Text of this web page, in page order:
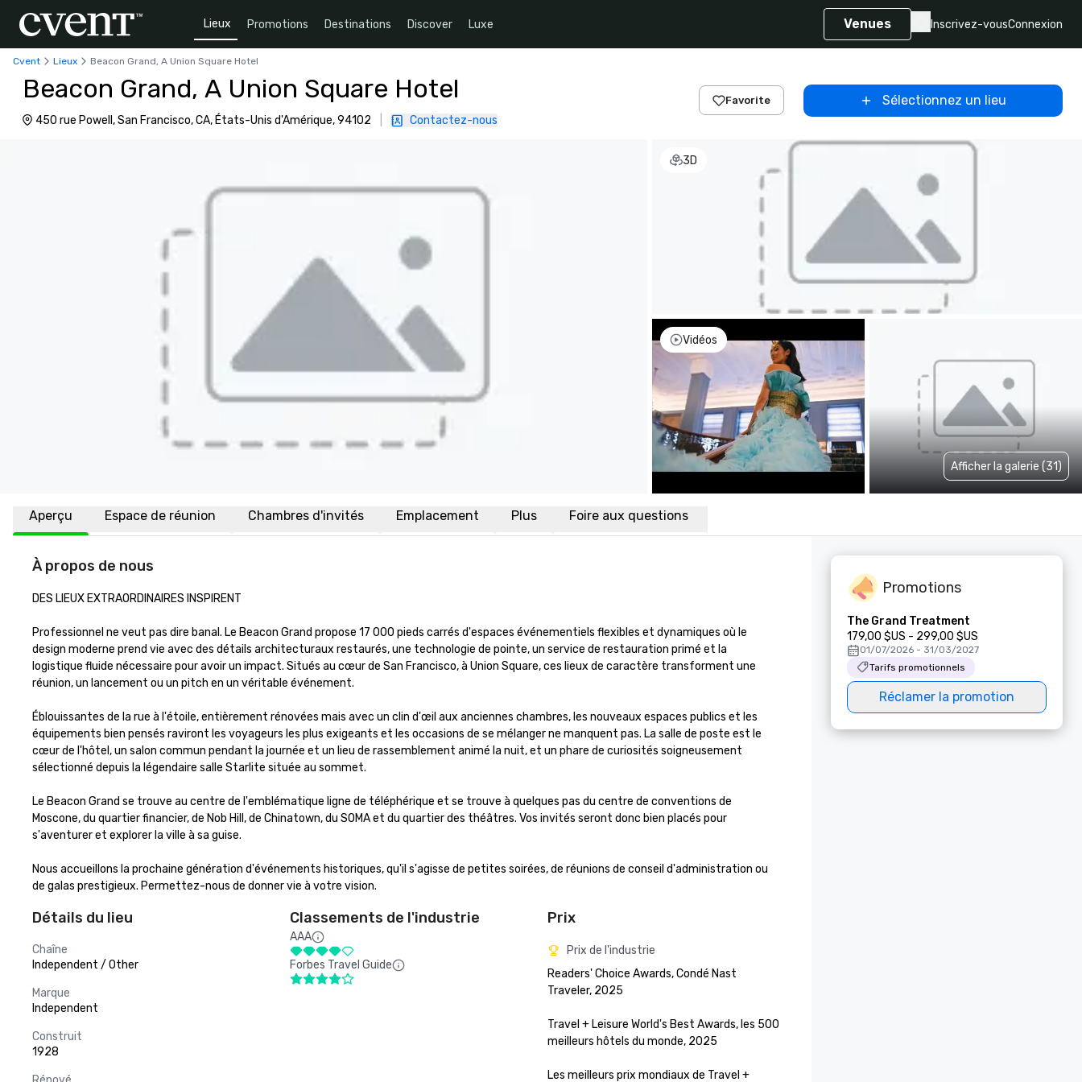
Lieux Promotions Destinations Discover Luxe Venues Inscrivez-vousConnexion
Cvent Lieux Beacon Grand, A Union Square Hotel
Beacon Grand, A Union Square Hotel
450 rue Powell, San Francisco, CA, États-Unis d'Amérique, 94102 Contactez-nous
Favorite Sélectionnez un lieu
3D
Vidéos
Afficher la galerie (31)
Aperçu Espace de réunion Chambres d'invités Emplacement Plus Foire aux questions
À propos de nous
DES LIEUX EXTRAORDINAIRES INSPIRENT
Professionnel ne veut pas dire banal. Le Beacon Grand propose 17 000 pieds carrés d'espaces événementiels flexibles et dynamiques où le
design moderne prend vie avec des détails architecturaux restaurés, une technologie de pointe, un service de restauration primé et la
logistique fluide nécessaire pour avoir un impact. Situés au cœur de San Francisco, à Union Square, ces lieux de caractère transforment une
réunion, un lancement ou un pitch en un véritable événement.
Éblouissantes de la rue à l'étoile, entièrement rénovées mais avec un clin d'œil aux anciennes chambres, les nouveaux espaces publics et les
équipements bien pensés raviront les voyageurs les plus exigeants et les occasions de se mélanger ne manquent pas. La salle de poste est le
cœur de l'hôtel, un salon commun pendant la journée et un lieu de rassemblement animé la nuit, et un phare de curiosités soigneusement
sélectionné depuis la légendaire salle Starlite située au sommet.
Le Beacon Grand se trouve au centre de l'emblématique ligne de téléphérique et se trouve à quelques pas du centre de conventions de
Moscone, du quartier financier, de Nob Hill, de Chinatown, du SOMA et du quartier des théâtres. Vos invités seront donc bien placés pour
s'aventurer et explorer la ville à sa guise.
Nous accueillons la prochaine génération d'événements historiques, qu'il s'agisse de petites soirées, de réunions de conseil d'administration ou
de galas prestigieux. Permettez-nous de donner vie à votre vision.
Détails du lieu
Chaîne
Independent / Other
Marque
Independent
Construit
1928
Classements de l'industrie
AAA
Forbes Travel Guide
Prix
Prix de l'industrie
Readers' Choice Awards, Condé Nast
Traveler, 2025
Travel + Leisure World's Best Awards, les 500
meilleurs hôtels du monde, 2025
Les meilleurs prix mondiaux de Travel +
Promotions
The Grand Treatment
179,00 $US - 299,00 $US
01/07/2026 - 31/03/2027
Tarifs promotionnels
Réclamer la promotion